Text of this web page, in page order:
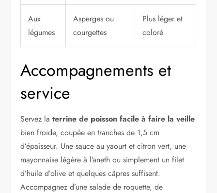
Aux
légumes
Asperges ou
courgettes
Plus léger et
coloré
Accompagnements et
service
Servez laterrine de poisson facile à faire la veille
bien froide, coupée en tranches de 1,5 cm
d’épaisseur. Une sauce au yaourt et citron vert, une
mayonnaise légère à l’aneth ou simplement un filet
d’huile d’olive et quelques câpres suffisent.
Accompagnez d’une salade de roquette, de